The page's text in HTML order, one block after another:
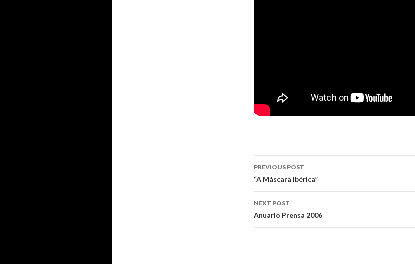
navigation
PREVIOUS POST
“A Máscara Ibérica”
NEXT POST
Anuario Prensa 2006